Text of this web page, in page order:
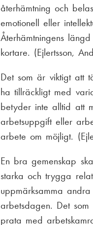
återhämtning och
emotionell eller
Återhämtningens
kortare. (Ejlertsson,
Det som är viktigt att
ha tillräckligt med
betyder inte alltid att
arbetsuppgift eller
arbete om möjligt.
En bra gemenskap
starka och trygga
uppmärksamma
arbetsdagen. Det
prata med